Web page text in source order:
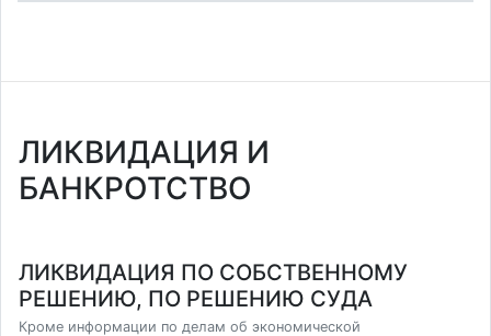
ЛИКВИДАЦИЯ И
БАНКРОТСТВО
ЛИКВИДАЦИЯ ПО СОБСТВЕННОМУ
РЕШЕНИЮ, ПО РЕШЕНИЮ СУДА
Кроме информации по делам об экономической